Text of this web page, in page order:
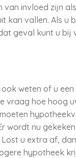
van invloed zijn
kan vallen. Als u
geval kunt u
weten of u
vraag hoe hoog
wordt nu
u extra af,
hypotheek